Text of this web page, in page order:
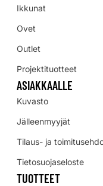
Ikkunat
Ovet
Outlet
Projektituotteet
ASIAKKAALLE
Kuvasto
Jälleenmyyjät
Tilaus- ja
Tietosuojaseloste
TUOTTEET